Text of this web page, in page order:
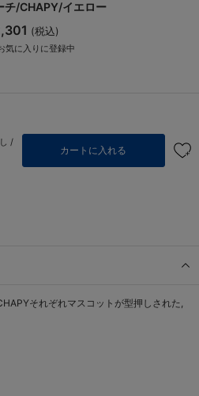
チ/CHAPY/イエロー
(税込)
気に入りに登録中
/
カートに入れる
それぞれマスコットが型押しされた,